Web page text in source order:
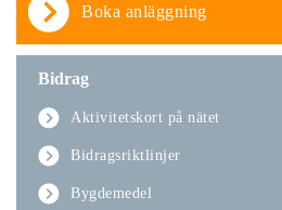
Boka anläggning
Bidrag
Aktivitetskort på nätet
Bidragsriktlinjer
Bygdemedel